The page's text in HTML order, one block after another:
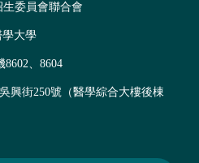
委員會聯合會
大學
8602、8604
興街250號（醫學綜合大樓後棟